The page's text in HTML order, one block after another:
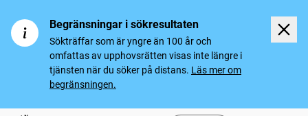
Begränsningar i sökresultaten
Sökträffar som är yngre än 100 år och
omfattas av upphovsrätten visas inte längre i
tjänsten när du söker på distans. Läs mer om
begränsningen.